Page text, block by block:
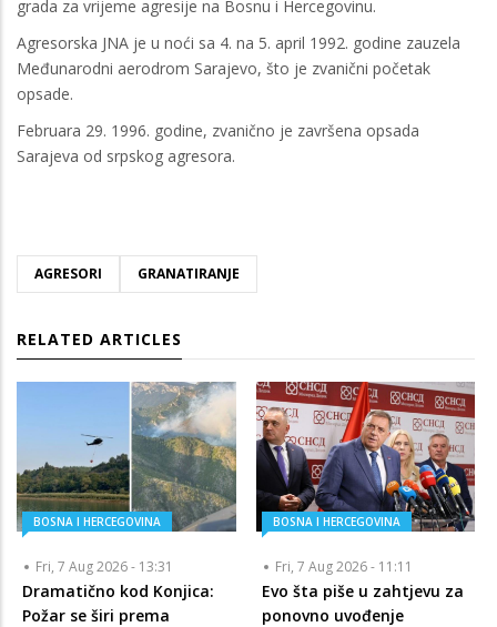
grada za vrijeme agresije na Bosnu i Hercegovinu.
Agresorska JNA je u noći sa 4. na 5. april 1992. godine zauzela
Međunarodni aerodrom Sarajevo, što je zvanični početak
opsade.
Februara 29. 1996. godine, zvanično je završena opsada
Sarajeva od srpskog agresora.
AGRESORI GRANATIRANJE
RELATED ARTICLES
BOSNA I HERCEGOVINA
Fri, 7 Aug 2026 - 13:31
Dramatično kod Konjica:
Požar se širi prema
BOSNA I HERCEGOVINA
Fri, 7 Aug 2026 - 11:11
Evo šta piše u zahtjevu za
ponovno uvođenje